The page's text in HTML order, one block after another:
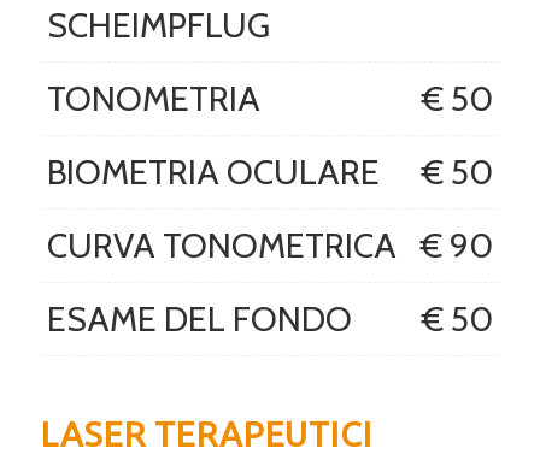
SCHEIMPFLUG
TONOMETRIA
€ 50
BIOMETRIA OCULARE
€ 50
CURVA TONOMETRICA € 90
ESAME DEL FONDO
€ 50
LASER TERAPEUTICI